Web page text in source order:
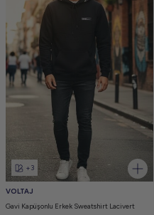
+3
VOLTAJ
Gavi Kapüşonlu Erkek Sweatshirt Lacivert